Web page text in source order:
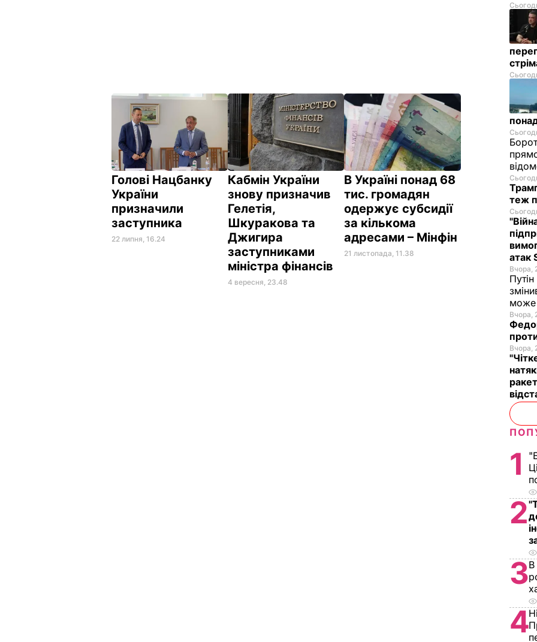
Голові Нацбанку
України
призначили
заступника
22 липня, 16.24
Кабмін України
знову призначив
Гелетія,
Шкуракова та
Джигира
заступниками
міністра фінансів
4 вересня, 23.48
В Україні понад 68
тис. громадян
одержує субсидії
за кількома
адресами – Мінфін
21 листопада, 11.38
теж
атак
Вчора,
може
Вчора,
Вчора,
1
2
3В
4